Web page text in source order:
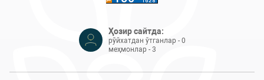
Ҳозир сайтда:
рўйхатдан ўтганлар - 0
меҳмонлар - 3